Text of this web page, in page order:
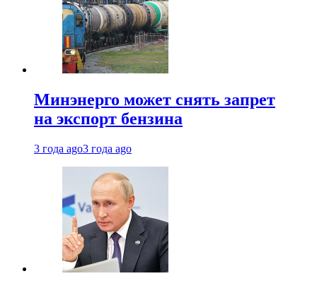
Минэнерго может снять запрет
на экспорт бензина
3 года ago3 года ago